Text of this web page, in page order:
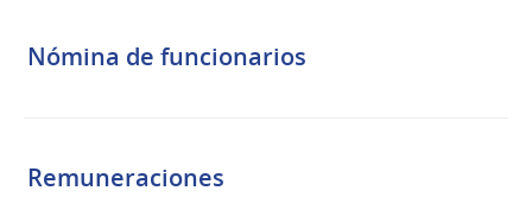
Nómina de funcionarios
Remuneraciones